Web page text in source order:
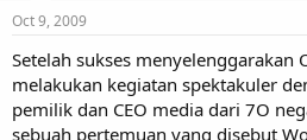
s
t
a
t
e
e
Oct 9, 2009
Setelah sukses menyelenggarakan
melakukan kegiatan spektakuler
pemilik dan CEO media dari 7O
sebuah pertemuan yang disebut